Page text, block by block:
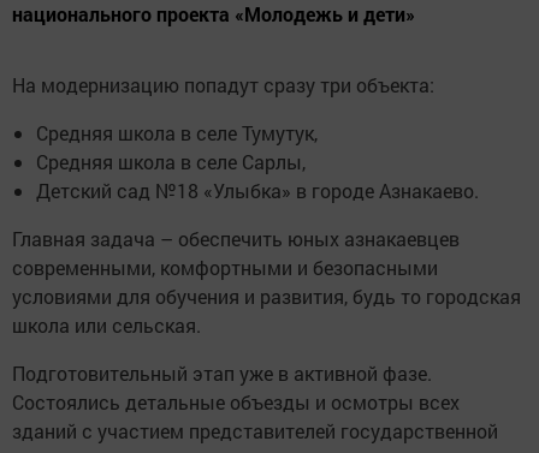
национального проекта «Молодежь и дети»
На модернизацию попадут сразу три объекта:
Средняя школа в селе Тумутук,
Средняя школа в селе Сарлы,
Детский сад №18 «Улыбка» в городе Азнакаево.
Главная задача – обеспечить юных азнакаевцев
современными, комфортными и безопасными
условиями для обучения и развития, будь то городская
школа или сельская.
Подготовительный этап уже в активной фазе.
Состоялись детальные объезды и осмотры всех
зданий с участием представителей государственной